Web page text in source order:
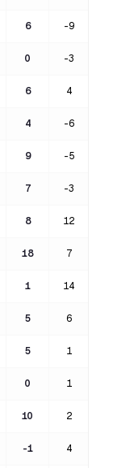
6 -9
0 -3
6 4
4 -6
9 -5
7 -3
8 12
18 7
1 14
5 6
5 1
0 1
10 2
-1 4